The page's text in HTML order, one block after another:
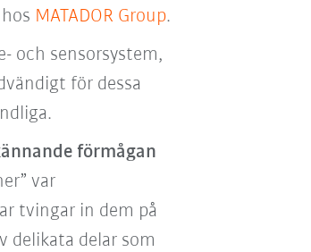
MATADOR Group.
och sensorsystem,
för dessa
förmågan
var
tvingar in dem på
delikata delar som